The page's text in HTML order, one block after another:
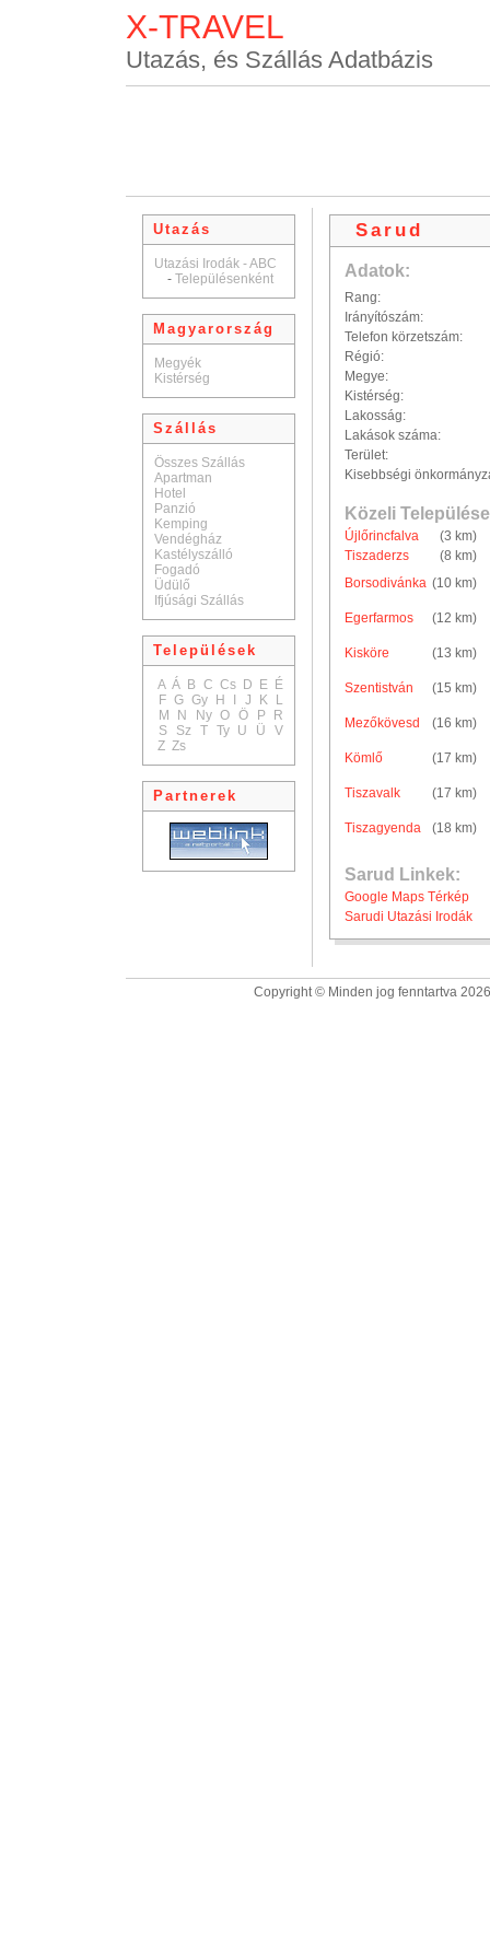
X-TRAVEL
Utazás, és Szállás Adatbázis
Utazás
Utazási Irodák - ABC
- Településenként
Magyarország
Megyék
Kistérség
Szállás
Összes Szállás
Apartman
Hotel
Panzió
Kemping
Vendégház
Kastélyszálló
Fogadó
Üdülő
Ifjúsági Szállás
Települések
A Á B C Cs D E É
F G Gy H J K
L
M
N Ny O Ö P
R
S
Sz T Ty U Ü
V
Z Zs
Partnerek
Sarud
Adatok:
Rang:
Irányítószám:
Telefon körzetszám:
Régió:
Megye:
Kistérség:
Lakosság:
Lakások száma:
Terület:
Kisebbségi
Közeli
Újlőrincfalva
(3 km)
Tiszaderzs
(8 km)
Borsodivánka (10 km)
Egerfarmos (12 km)
Kisköre (13 km)
Szentistván (15 km)
Mezőkövesd (16 km)
Kömlő (17 km)
Tiszavalk (17 km)
Tiszagyenda (18 km)
Sarud Linkek:
Google Maps Térkép
Sarudi Utazási Irodák
Copyright © Minden jog fenntartva